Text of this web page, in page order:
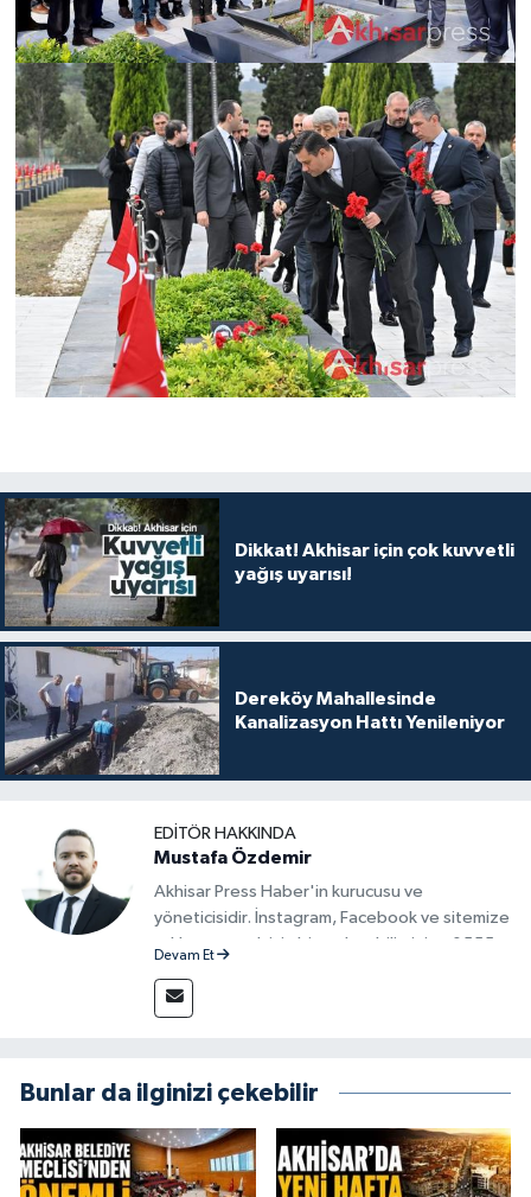
Dikkat! Akhisar için çok kuvvetli
yağış uyarısı!
Dereköy Mahallesinde
Kanalizasyon Hattı Yenileniyor
EDITÖR HAKKINDA
Mustafa Özdemir
Akhisar Press Haber'in kurucusu ve
yöneticisidir. İnstagram, Facebook ve sitemize
reklam vermek için bize ulaşabilirsiniz - 0555
Devam Et
Bunlar da ilginizi çekebilir